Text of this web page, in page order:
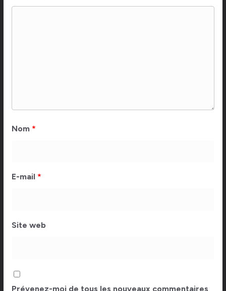
Nom *
E-mail *
Site web
Prévenez-moi de tous les nouveaux commentaires